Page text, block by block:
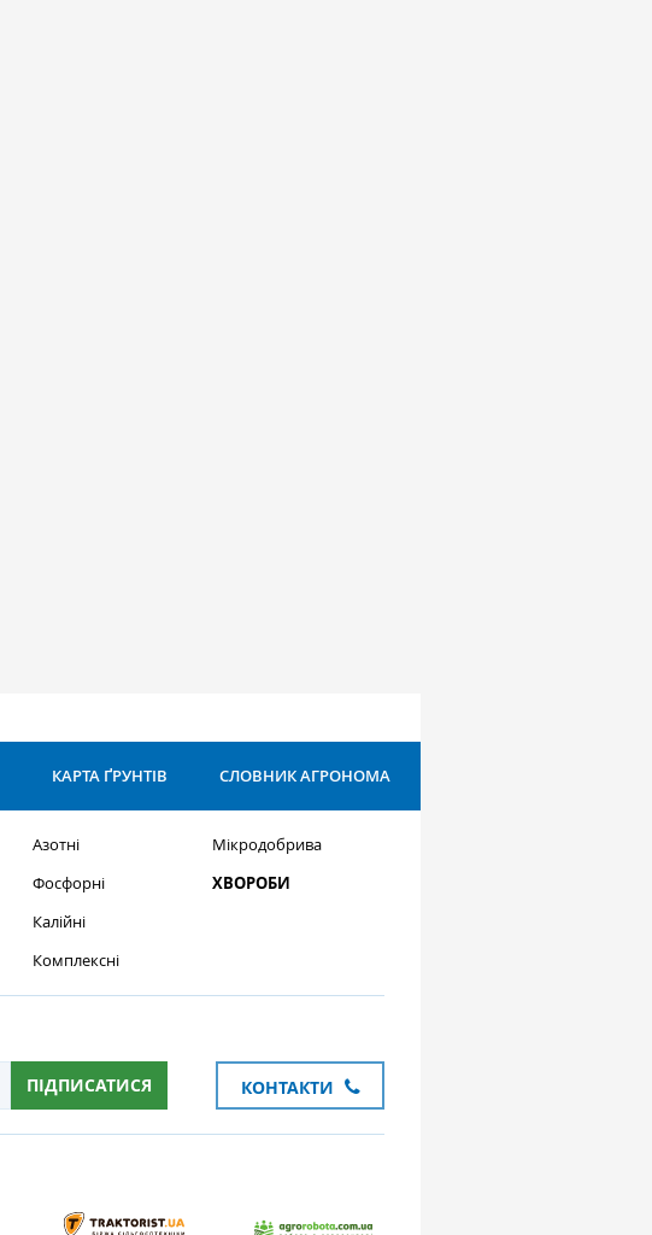
КАРТА ҐРУНТІВ СЛОВНИК АГРОНОМА
Азотні
Фосфорні
Калійні
Комплексні
Мікродобрива
ХВОРОБИ
ПІДПИСАТИСЯ КОНТАКТИ